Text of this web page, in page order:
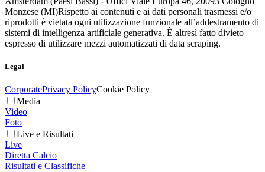
Monzese (MI)Rispetto ai contenuti e ai dati personali trasmessi e/o
riprodotti è vietata ogni utilizzazione funzionale all’addestramento di
sistemi di intelligenza artificiale generativa. È altresì fatto divieto
espresso di utilizzare mezzi automatizzati di data scraping.
Legal
CorporatePrivacy PolicyCookie Policy
Media
Video
Foto
Live e Risultati
Live
Diretta Calcio
Risultati e Classifiche